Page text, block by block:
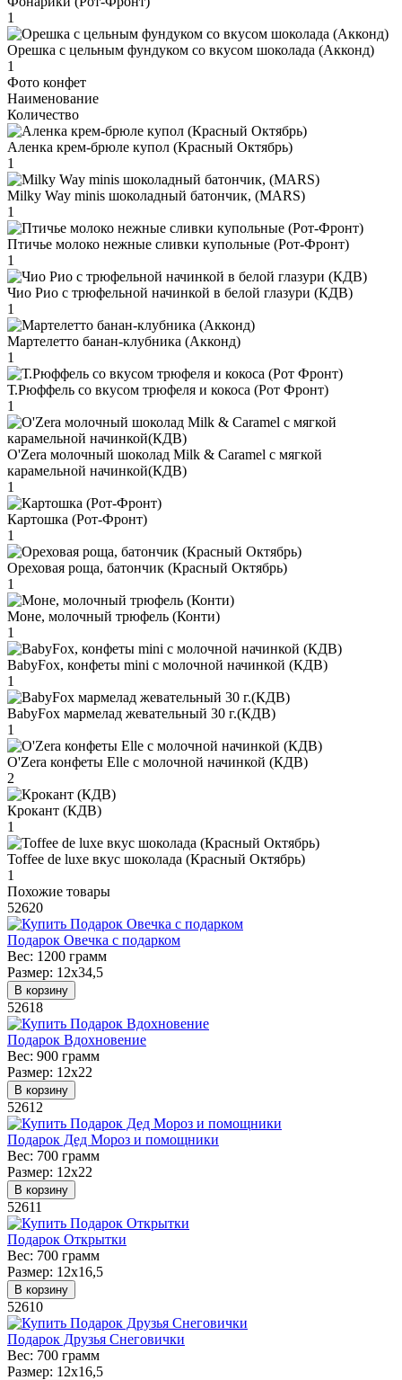
1
Орешка с цельным фундуком со вкусом шоколада (Акконд)
1
Фото конфет
Наименование
Количество
Аленка крем-брюле купол (Красный Октябрь)
1
Milky Way minis шоколадный батончик, (MARS)
1
Птичье молоко нежные сливки купольные (Рот-Фронт)
1
Чио Рио с трюфельной начинкой в белой глазури (КДВ)
1
Мартелетто банан-клубника (Акконд)
1
Т.Рюффель со вкусом трюфеля и кокоса (Рот Фронт)
1
O'Zera молочный шоколад Milk & Caramel с мягкой
карамельной начинкой(КДВ)
1
Картошка (Рот-Фронт)
1
Ореховая роща, батончик (Красный Октябрь)
1
Моне, молочный трюфель (Конти)
1
BabyFox, конфеты mini c молочной начинкой (КДВ)
1
BabyFox мармелад жевательный 30 г.(КДВ)
1
O'Zera конфеты Elle с молочной начинкой (КДВ)
2
Крокант (КДВ)
1
Toffee de luxe вкус шоколада (Красный Октябрь)
1
Похожие товары
52620
Подарок Овечка с подарком
Вес: 1200 грамм
Размер: 12х34,5
В корзину
52618
Подарок Вдохновение
Вес: 900 грамм
Размер: 12х22
В корзину
52612
Подарок Дед Мороз и помощники
Вес: 700 грамм
Размер: 12х22
В корзину
52611
Подарок Открытки
Вес: 700 грамм
Размер: 12х16,5
В корзину
52610
Подарок Друзья Снеговички
Вес: 700 грамм
Размер: 12х16,5